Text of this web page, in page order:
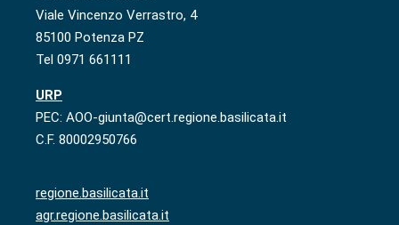
Viale Vincenzo Verrastro, 4
85100 Potenza PZ
Tel 0971 661111
URP
PEC: AOO-giunta@cert.regione.basilicata.it
C.F. 80002950766
regione.basilicata.it
agr.regione.basilicata.it